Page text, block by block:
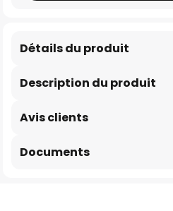
Description du produit
Détails du produit
Avis clients
Documents